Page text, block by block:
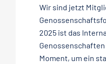
Wir sind jetzt
2025 ist das
Moment, um ein